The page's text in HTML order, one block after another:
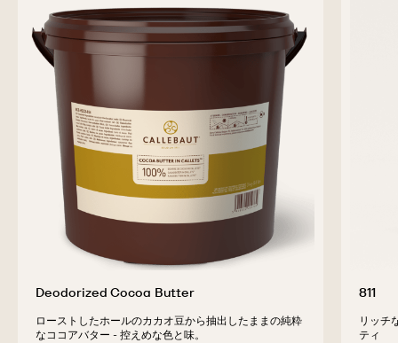
Deodorized Cocoa Butter
ローストしたホールのカカオ豆から抽出したままの純粋
なココアバター - 控えめな色と味。
811
リッチ
ティ